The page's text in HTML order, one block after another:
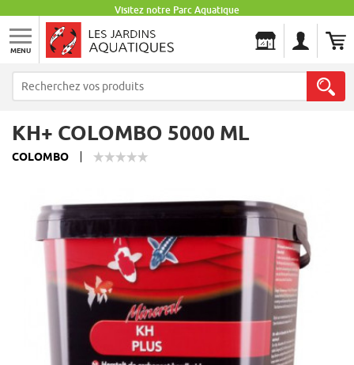
Visitez notre Parc Aquatique
MENU
KH+ COLOMBO 5000 ML
COLOMBO